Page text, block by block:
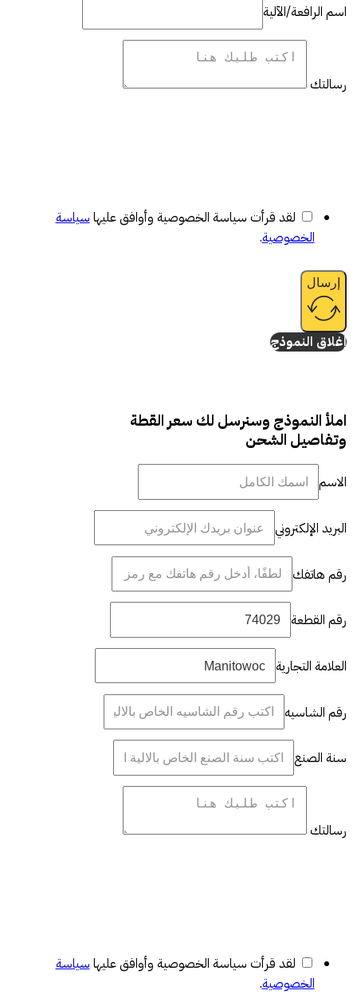
اسم الرافعة/الآلية
رسالتك
لقد قرأت سياسة الخصوصية وأوافق عليها سياسة
الخصوصية.
إرسال
إغلاق النموذج
املأ النموذج وسنرسل لك سعر القطة
وتفاصيل الشحن
الاسم
البريد الإلكتروني
رقم هاتفك
رقم القطعة
العلامة التجارية
رقم الشاسيه
سنة الصنع
رسالتك
لقد قرأت سياسة الخصوصية وأوافق عليها سياسة
الخصوصية.